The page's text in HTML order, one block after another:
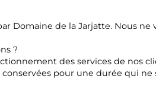
Domaine de la Jarjatte. Nous ne
?
des services de nos
pour une durée qui